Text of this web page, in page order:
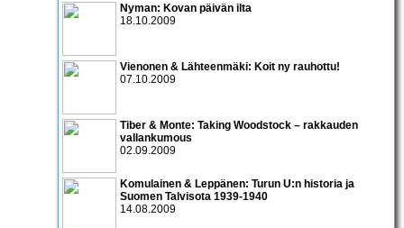
Nyman: Kovan päivän ilta
18.10.2009
Vienonen & Lähteenmäki: Koit ny rauhottu!
07.10.2009
Tiber & Monte: Taking Woodstock – rakkauden
vallankumous
02.09.2009
Komulainen & Leppänen: Turun U:n historia ja
Suomen Talvisota 1939-1940
14.08.2009